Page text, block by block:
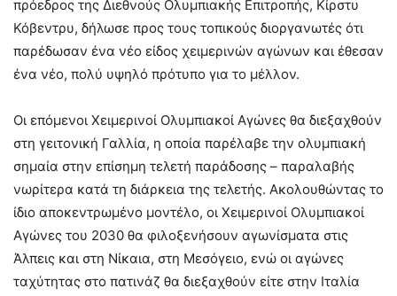
πρόεδρος της Διεθνούς Ολυμπιακής Επιτροπής, Κίρστυ
Κόβεντρυ, δήλωσε προς τους τοπικούς διοργανωτές ότι
παρέδωσαν ένα νέο είδος χειμερινών αγώνων και έθεσαν
ένα νέο, πολύ υψηλό πρότυπο για το μέλλον.
Οι επόμενοι Χειμερινοί Ολυμπιακοί Αγώνες θα διεξαχθούν
στη γειτονική Γαλλία, η οποία παρέλαβε την ολυμπιακή
σημαία στην επίσημη τελετή παράδοσης – παραλαβής
νωρίτερα κατά τη διάρκεια της τελετής. Ακολουθώντας το
ίδιο αποκεντρωμένο μοντέλο, οι Χειμερινοί Ολυμπιακοί
Αγώνες του 2030 θα φιλοξενήσουν αγωνίσματα στις
Άλπεις και στη Νίκαια, στη Μεσόγειο, ενώ οι αγώνες
ταχύτητας στο πατινάζ θα διεξαχθούν είτε στην Ιταλία